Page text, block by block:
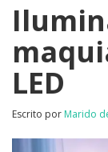
LED
Escrito por Marido